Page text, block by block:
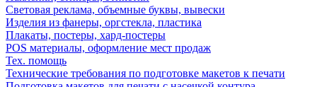
Световая реклама, объемные буквы, вывески
Изделия из фанеры, оргстекла, пластика
Плакаты, постеры, хард-постеры
POS материалы, оформление мест продаж
Тех. помощь
Технические требования по подготовке макетов к печати